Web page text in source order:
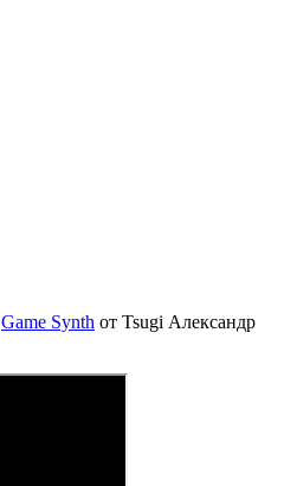
Game Synth от Tsugi Александр